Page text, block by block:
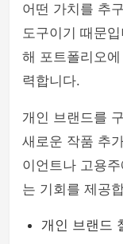
어떤 가치를 추
도구이기 때문
해 포트폴리오에
력합니다.
개인 브랜드를
새로운 작품 추
이언트나 고용
는 기회를 제공
개인 브랜드